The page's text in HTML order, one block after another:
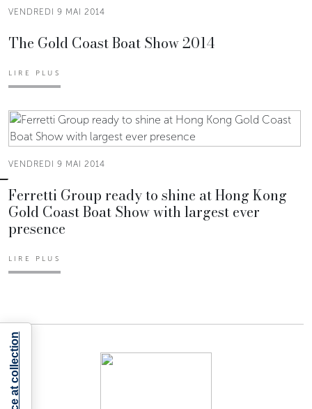
VENDREDI 9 MAI 2014
The Gold Coast Boat Show 2014
LIRE PLUS
VENDREDI 9 MAI 2014
Ferretti Group ready to shine at Hong Kong
Gold Coast Boat Show with largest ever
presence
LIRE PLUS
Notice at collection